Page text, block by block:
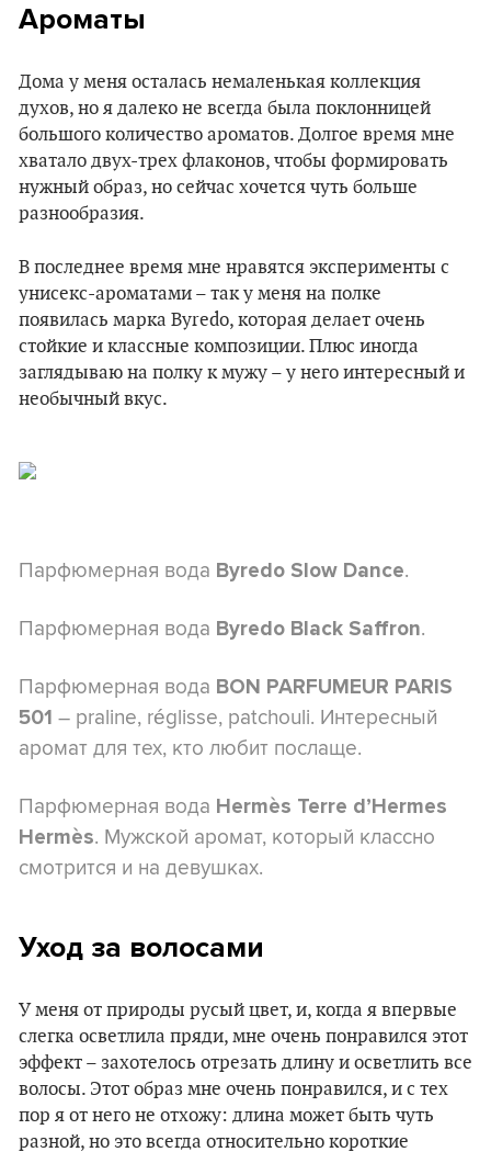
Ароматы
Дома у меня осталась немаленькая коллекция
духов, но я далеко не всегда была поклонницей
большого количество ароматов. Долгое время мне
хватало двух-трех флаконов, чтобы формировать
нужный образ, но сейчас хочется чуть больше
разнообразия.
В последнее время мне нравятся эксперименты с
унисекс-ароматами – так у меня на полке
появилась марка Byredo, которая делает очень
стойкие и классные композиции. Плюс иногда
заглядываю на полку к мужу – у него интересный и
необычный вкус.
Парфюмерная вода Byredo Slow Dance.
Парфюмерная вода Byredo Black Saffron.
Парфюмерная вода BON PARFUMEUR PARIS
501 – praline, réglisse, patchouli. Интересный
аромат для тех, кто любит послаще.
Парфюмерная вода Hermès Terre d’Hermes
Hermès. Мужской аромат, который классно
смотрится и на девушках.
Уход за волосами
У меня от природы русый цвет, и, когда я впервые
слегка осветлила пряди, мне очень понравился этот
эффект – захотелось отрезать длину и осветлить все
волосы. Этот образ мне очень понравился, и с тех
пор я от него не отхожу: длина может быть чуть
разной, но это всегда относительно короткие